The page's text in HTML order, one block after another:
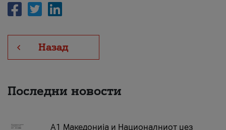
Назад
Последни новости
А1 Македонија и Националниот џез